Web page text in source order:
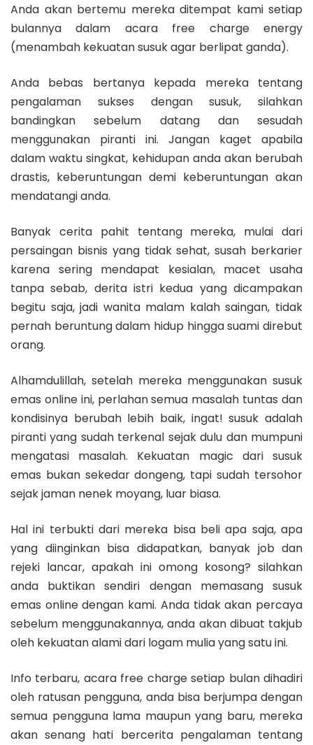
Anda akan bertemu mereka ditempat kami setiap
bulannya dalam acara free charge energy
(menambah kekuatan susuk agar berlipat ganda).
Anda bebas bertanya kepada mereka tentang
pengalaman sukses dengan susuk, silahkan
bandingkan sebelum datang dan sesudah
menggunakan piranti ini. Jangan kaget apabila
dalam waktu singkat, kehidupan anda akan berubah
drastis, keberuntungan demi keberuntungan akan
mendatangi anda.
Banyak cerita pahit tentang mereka, mulai dari
persaingan bisnis yang tidak sehat, susah berkarier
karena sering mendapat kesialan, macet usaha
tanpa sebab, derita istri kedua yang dicampakan
begitu saja, jadi wanita malam kalah saingan, tidak
pernah beruntung dalam hidup hingga suami direbut
orang.
Alhamdulillah, setelah mereka menggunakan susuk
emas online ini, perlahan semua masalah tuntas dan
kondisinya berubah lebih baik, ingat! susuk adalah
piranti yang sudah terkenal sejak dulu dan mumpuni
mengatasi masalah. Kekuatan magic dari susuk
emas bukan sekedar dongeng, tapi sudah tersohor
sejak jaman nenek moyang, luar biasa.
Hal ini terbukti dari mereka bisa beli apa saja, apa
yang diinginkan bisa didapatkan, banyak job dan
rejeki lancar, apakah ini omong kosong? silahkan
anda buktikan sendiri dengan memasang susuk
emas online dengan kami. Anda tidak akan percaya
sebelum menggunakannya, anda akan dibuat takjub
oleh kekuatan alami dari logam mulia yang satu ini.
Info terbaru, acara free charge setiap bulan dihadiri
oleh ratusan pengguna, anda bisa berjumpa dengan
semua pengguna lama maupun yang baru, mereka
akan senang hati bercerita pengalaman tentang